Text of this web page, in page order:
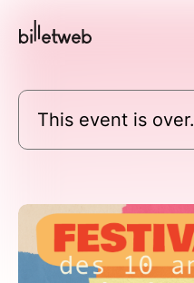
This event is over.